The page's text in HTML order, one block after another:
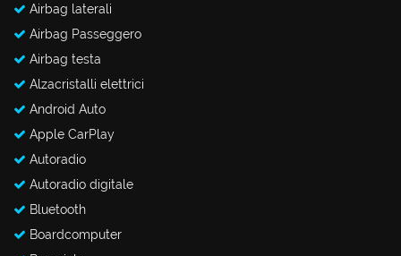
Airbag laterali
Airbag Passeggero
Airbag testa
Alzacristalli elettrici
Android Auto
Apple CarPlay
Autoradio
Autoradio digitale
Bluetooth
Boardcomputer